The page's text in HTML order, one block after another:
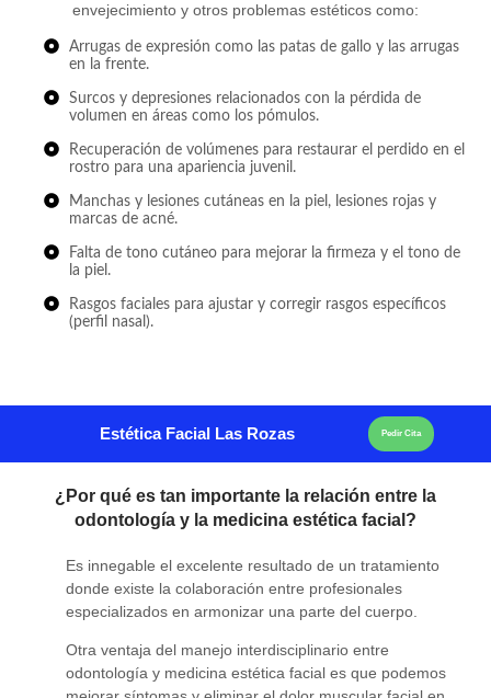
envejecimiento y otros problemas estéticos como:
Arrugas de expresión como las patas de gallo y las arrugas
en la frente.
Surcos y depresiones relacionados con la pérdida de
volumen en áreas como los pómulos.
Recuperación de volúmenes para restaurar el perdido en el
rostro para una apariencia juvenil.
Manchas y lesiones cutáneas en la piel, lesiones rojas y
marcas de acné.
Falta de tono cutáneo para mejorar la firmeza y el tono de
la piel.
Rasgos faciales para ajustar y corregir rasgos específicos
(perfil nasal).
Estética Facial Las Rozas Pedir Cita
¿Por qué es tan importante la relación entre la
odontología y la medicina estética facial?
Es innegable el excelente resultado de un tratamiento
donde existe la colaboración entre profesionales
especializados en armonizar una parte del cuerpo.
Otra ventaja del manejo interdisciplinario entre
odontología y medicina estética facial es que podemos